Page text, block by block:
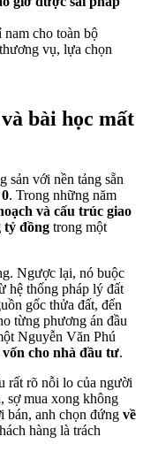
cho toàn bộ
vụ, lựa chọn
bài học mất
sản với nền tảng sẵn
. Trong những năm
và cấu trúc giao
tỷ đồng trong một
Ngược lại, nó buộc
hệ thống pháp lý đất
gốc thửa đất, đến
từng phương án đầu
Nguyễn Văn Phú
vốn cho nhà đầu tư.
rất rõ nỗi lo của người
sợ mua xong không
anh chọn đứng về
hàng là trách